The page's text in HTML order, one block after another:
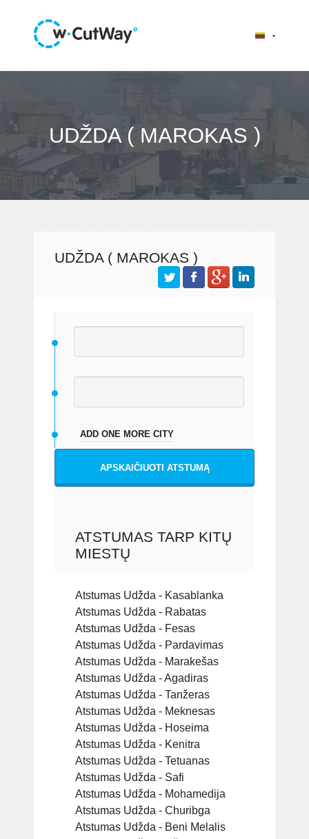
UDŽDA ( MAROKAS )
UDŽDA ( MAROKAS )
ADD ONE MORE CITY
APSKAIČIUOTI ATSTUMĄ
ATSTUMAS TARP KITŲ
MIESTŲ
Atstumas Udžda - Kasablanka
Atstumas Udžda - Rabatas
Atstumas Udžda - Fesas
Atstumas Udžda - Pardavimas
Atstumas Udžda - Marakešas
Atstumas Udžda - Agadiras
Atstumas Udžda - Tanžeras
Atstumas Udžda - Meknesas
Atstumas Udžda - Hoseima
Atstumas Udžda - Kenitra
Atstumas Udžda - Tetuanas
Atstumas Udžda - Safi
Atstumas Udžda - Mohamedija
Atstumas Udžda - Churibga
Atstumas Udžda - Beni Melalis